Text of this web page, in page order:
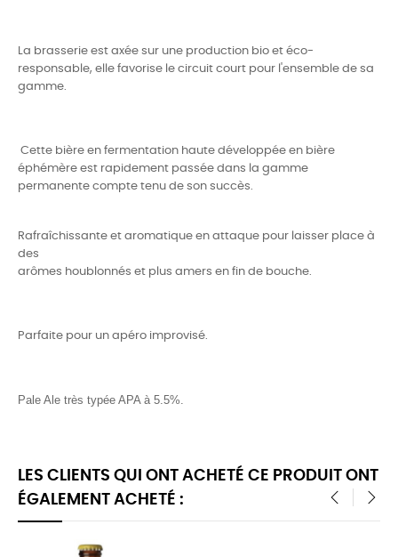
La brasserie est axée sur une production bio et éco-
responsable, elle favorise le circuit court pour l'ensemble de sa
gamme.
Cette bière en fermentation haute développée en bière
éphémère est rapidement passée dans la gamme
permanente compte tenu de son succès.
Rafraîchissante et aromatique en attaque pour laisser place à
des
arômes houblonnés et plus amers en fin de bouche.
Parfaite pour un apéro improvisé.
Pale Ale très typée APA à 5.5%.
LES CLIENTS QUI ONT ACHETÉ CE PRODUIT ONT
ÉGALEMENT ACHETÉ :